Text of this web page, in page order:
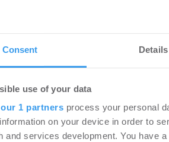
Consent Details
use of your data
our 1 partners process your personal
on your device in order to
and services development. You have
auch